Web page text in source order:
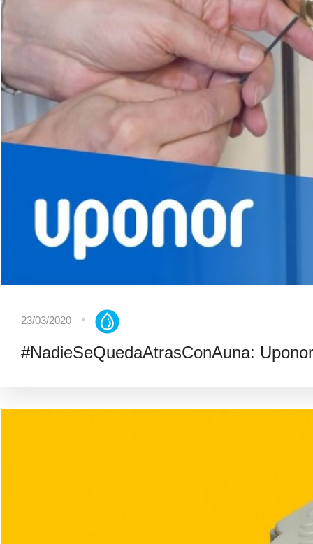
23/03/2020
#NadieSeQuedaAtrasConAuna: